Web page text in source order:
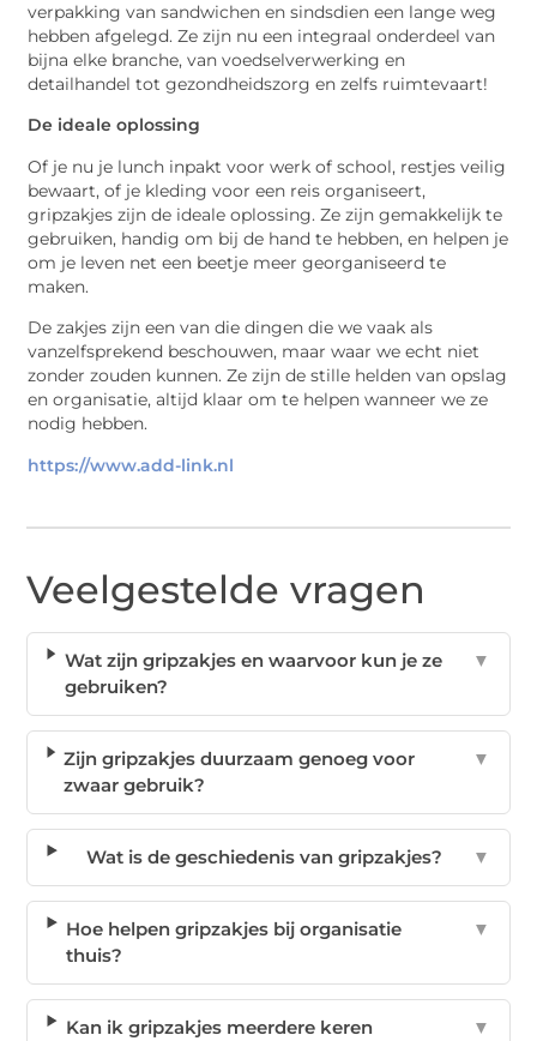
verpakking van sandwichen en sindsdien een lange weg
hebben afgelegd. Ze zijn nu een integraal onderdeel van
bijna elke branche, van voedselverwerking en
detailhandel tot gezondheidszorg en zelfs ruimtevaart!
De ideale oplossing
Of je nu je lunch inpakt voor werk of school, restjes veilig
bewaart, of je kleding voor een reis organiseert,
gripzakjes zijn de ideale oplossing. Ze zijn gemakkelijk te
gebruiken, handig om bij de hand te hebben, en helpen je
om je leven net een beetje meer georganiseerd te
maken.
De zakjes zijn een van die dingen die we vaak als
vanzelfsprekend beschouwen, maar waar we echt niet
zonder zouden kunnen. Ze zijn de stille helden van opslag
en organisatie, altijd klaar om te helpen wanneer we ze
nodig hebben.
https://www.add-link.nl
Veelgestelde vragen
Wat zijn gripzakjes en waarvoor kun je ze
gebruiken?
▼
Zijn gripzakjes duurzaam genoeg voor
zwaar gebruik?
▼
Wat is de geschiedenis van gripzakjes? ▼
Hoe helpen gripzakjes bij organisatie
thuis?
▼
Kan ik gripzakjes meerdere keren
▼